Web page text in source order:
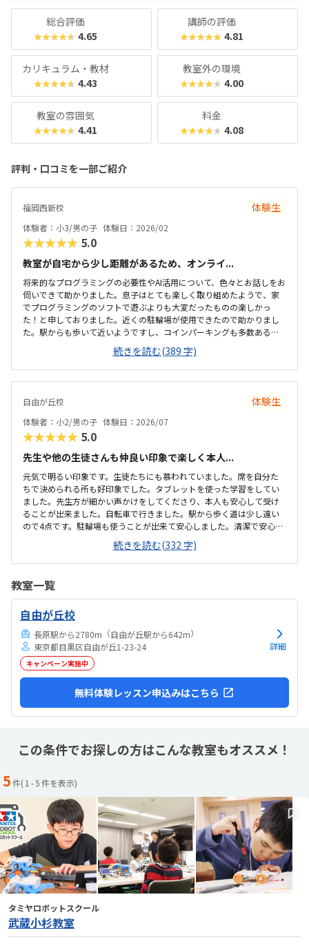
総合評価
★★★★★ 4.65
講師の評価
★★★★★ 4.81
カリキュラム・教材
★★★★★ 4.43
教室外の環境
★★★★★ 4.00
教室の雰囲気
★★★★★ 4.41
料金
★★★★★ 4.08
評判・口コミを一部ご紹介
福岡西新校 体験生
体験者：小3/男の子 体験日：2026/02
★★★★★ 5.0
教室が自宅から少し距離があるため、オンライ...
将来的なプログラミングの必要性やAI活用について、色々とお話しをお
伺いできて助かりました。息子はとても楽しく取り組めたようで、家
でプログラミングのソフトで遊ぶよりも大変だったものの楽しかっ
た！と申しておりました。近くの駐輪場が使用できたので助かりまし
た。駅からも歩いて近いようですし、コインパーキングも多数あるエ
リアですので、不便はないかと思います。文化センターの一室でした
が、待ち合いスペースも広く、受付の方もとても親切で特段問題あり
ません。相場を把握しておりませんが、他の習い事と比較しても妥当
な価格設定だと思います。先生がとても親切で優しい方でしたので、
めたようでした。保護者から見てもきちんと説明をしてくださり、他
のプログラミング教室とも比較されてくださいとおっしゃっていたの
で、その点も有り難く思いました。
続きを読む(389 字)
自由が丘校 体験生
体験者：小2/男の子 体験日：2026/07
★★★★★ 5.0
先生や他の生徒さんも仲良い印象で楽しく本人...
元気で明るい印象です。生徒たちにも慕われていました。席を自分た
ちで決められる所も好印象でした。タブレットを使った学習をしてい
ました。先生方が細かい声かけをしてくださり、本人も安心して受け
ることが出来ました。自転車で行きました。駅から歩く道は少し遠い
ので4点です。駐輪場も使うことが出来て安心しました。清潔で安心し
ました。明るい雰囲気で、生徒たち自身も仲良い印象をうけました。
机椅子も設備が整っていました。料金は他のプログラミング教室と同
じくらいかなという印象ですが教室開放（3時間半ほど）があるのでお
に安心しました。子どもとしては、自分がやりたいようにプログラム
を組ませてくれて楽しそうにしていました。
続きを読む(332 字)
教室一覧
自由が丘校
長原駅から2780m （自由が丘駅から642m）
東京都目黒区自由が丘1-23-24
キャンペーン実施中
詳細
無料体験レッスン申込みはこちら
この条件でお探しの方はこんな教室もオススメ！
5件(1 -5件を表示)
タミヤロボットスクール
武蔵小杉教室